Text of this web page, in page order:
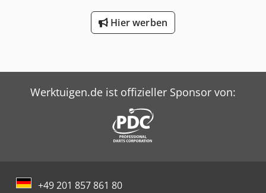
Hier werben
Werktuigen.de ist offizieller Sponsor von:
+49 201 857 861 80